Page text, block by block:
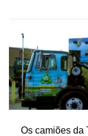
Os camiões da